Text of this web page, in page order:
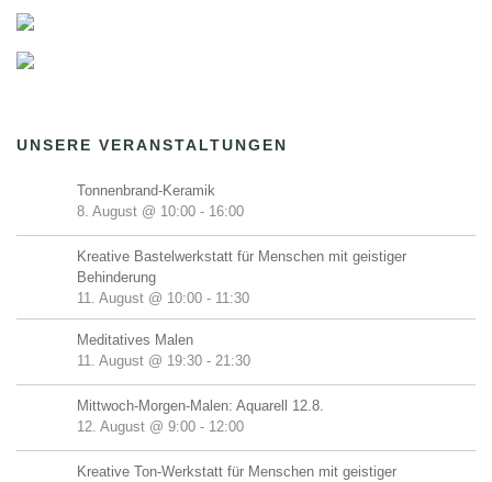
UNSERE VERANSTALTUNGEN
Tonnenbrand-Keramik
8. August @ 10:00 - 16:00
Kreative Bastelwerkstatt für Menschen mit geistiger
Behinderung
11. August @ 10:00 - 11:30
Meditatives Malen
11. August @ 19:30 - 21:30
Mittwoch-Morgen-Malen: Aquarell 12.8.
12. August @ 9:00 - 12:00
Kreative Ton-Werkstatt für Menschen mit geistiger